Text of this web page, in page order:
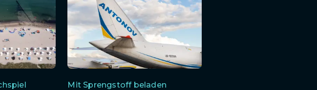
Mit Sprengstoff beladen